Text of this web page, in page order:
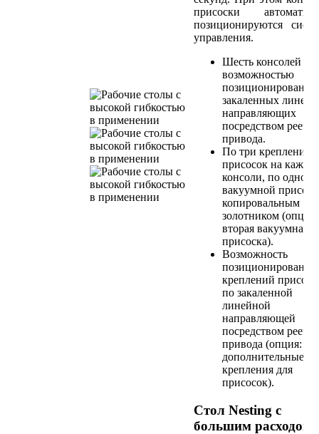
присоски
позиционируются
управления.
Шесть консолей с
возможностью
позиционирования
закаленных
направляющих
посредством
привода.
По три крепления
присосок на
консоли, по одной
вакуумной
копировальным
золотником (опция:
вторая вакуумная
присоска).
Возможность
позиционирования
креплений
по закаленной
линейной
направляющей
посредством
привода (опция:
дополнительные
крепления для
присосок).
Стол Nesting с
большим расходом